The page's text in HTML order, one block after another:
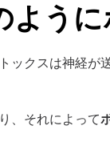
よう
ックスは神経
、それによって